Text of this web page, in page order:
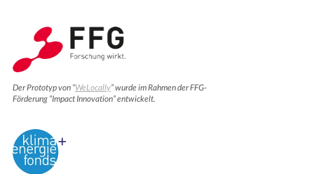
Der Prototyp von “WeLocally” wurde im Rahmen der FFG-
Förderung “Impact Innovation” entwickelt.